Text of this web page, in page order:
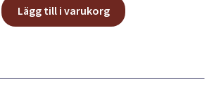
Lägg till i varukorg